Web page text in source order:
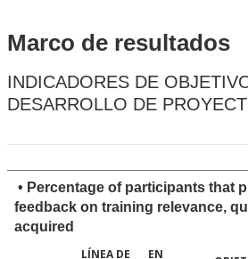
Marco de resultados
INDICADORES DE
DESARROLLO DE
• Percentage of participants that
feedback on training relevance,
acquired